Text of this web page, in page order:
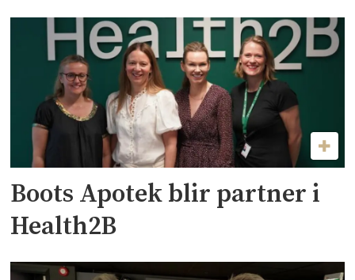
Boots Apotek blir partner i
Health2B